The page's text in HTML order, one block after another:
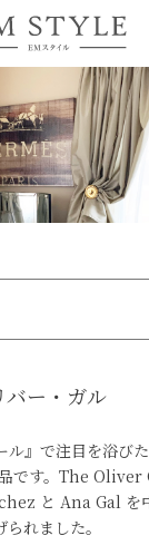
バー・ガル
ル』で注目を浴び
です。The
と Ana Gal を
れました。